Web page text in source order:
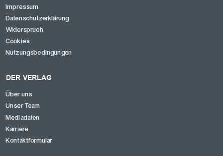
Impressum
Datenschutzerklärung
Widerspruch
Cookies
Nutzungsbedingungen
DER VERLAG
Über uns
Unser Team
Mediadaten
Karriere
Kontaktformular